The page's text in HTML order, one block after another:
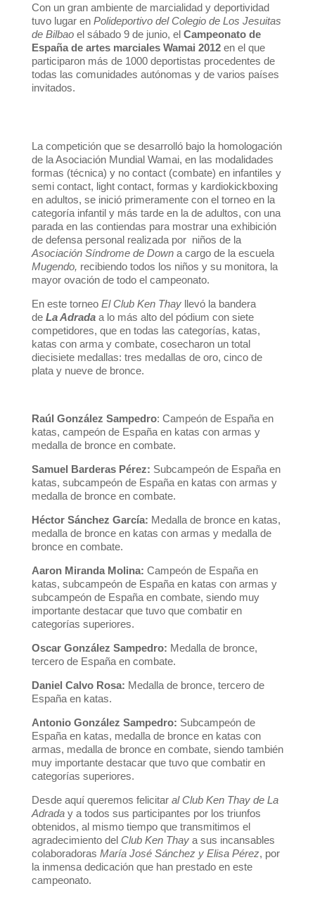
Con un gran ambiente de marcialidad y deportividad
tuvo lugar en Polideportivo del Colegio de Los Jesuitas
de Bilbaoel sábado 9 de junio, el Campeonato de
España de artes marciales Wamai 2012en el que
participaron más de 1000 deportistas procedentes de
todas las comunidades autónomas y de varios países
invitados.
La competición que se desarrolló bajo la homologación
de la Asociación Mundial Wamai, en las modalidades
formas (técnica) y no contact (combate) en infantiles y
semi contact, light contact, formas y kardiokickboxing
en adultos, se inició primeramente con el torneo en la
categoría infantil y más tarde en la de adultos, con una
parada en las contiendas para mostrar una exhibición
de defensa personal realizada por niños de la
Asociación Síndrome de Downa cargo de la escuela
Mugendo, recibiendo todos los niños y su monitora, la
mayor ovación de todo el campeonato.
En este torneoEl Club Ken Thayllevó la bandera
de La Adradaa lo más alto del pódium con siete
competidores, que en todas las categorías, katas,
katas con arma y combate, cosecharon un total
diecisiete medallas: tres medallas de oro, cinco de
plata y nueve de bronce.
Raúl González Sampedro: Campeón de España en
katas, campeón de España en katas con armas y
medalla de bronce en combate.
Samuel Barderas Pérez: Subcampeón de España en
katas, subcampeón de España en katas con armas y
medalla de bronce en combate.
Héctor Sánchez García: Medalla de bronce en katas,
medalla de bronce en katas con armas y medalla de
bronce en combate.
Aaron Miranda Molina: Campeón de España en
katas, subcampeón de España en katas con armas y
subcampeón de España en combate, siendo muy
importante destacar que tuvo que combatir en
categorías superiores.
Oscar González Sampedro: Medalla de bronce,
tercero de España en combate.
Daniel Calvo Rosa: Medalla de bronce, tercero de
España en katas.
Antonio González Sampedro: Subcampeón de
España en katas, medalla de bronce en katas con
armas, medalla de bronce en combate, siendo también
muy importante destacar que tuvo que combatir en
categorías superiores.
Desde aquí queremos felicitaral Club Ken Thay de La
Adraday a todos sus participantes por los triunfos
obtenidos, al mismo tiempo que transmitimos el
agradecimiento delClub Ken Thay a sus incansables
colaboradoras María José Sánchez y Elisa Pérez, por
la inmensa dedicación que han prestado en este
campeonato.